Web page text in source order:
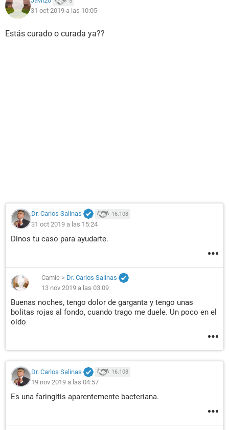
31 oct 2019 a las 10:05
Estás curado o curada ya??
Dr. Carlos Salinas 16.108
31 oct 2019 a las 15:24
Dinos tu caso para ayudarte.
Camie > Dr. Carlos Salinas
13 nov 2019 a las 03:09
Buenas noches, tengo dolor de garganta y tengo unas
bolitas rojas al fondo, cuando trago me duele. Un poco en el
oido
Dr. Carlos Salinas 16.108
19 nov 2019 a las 04:57
Es una faringitis aparentemente bacteriana.